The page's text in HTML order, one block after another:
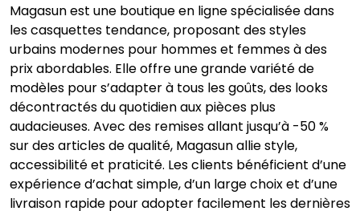
Magasun est une boutique en ligne spécialisée dans
les casquettes tendance, proposant des styles
urbains modernes pour hommes et femmes à des
prix abordables. Elle offre une grande variété de
modèles pour s’adapter à tous les goûts, des looks
décontractés du quotidien aux pièces plus
audacieuses. Avec des remises allant jusqu’à -50 %
sur des articles de qualité, Magasun allie style,
accessibilité et praticité. Les clients bénéficient d’une
expérience d’achat simple, d’un large choix et d’une
livraison rapide pour adopter facilement les dernières